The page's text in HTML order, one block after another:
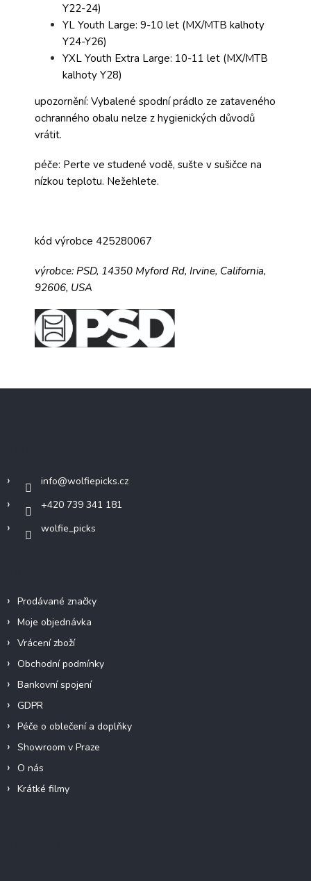
Y22-24)
YL Youth Large: 9-10 let (MX/MTB kalhoty
Y24-Y26)
YXL Youth Extra Large: 10-11 let (MX/MTB
kalhoty Y28)
upozornění: Vybalené spodní prádlo ze zataveného
ochranného obalu nelze z hygienických důvodů
vrátit.
péče: Perte ve studené vodě, sušte v sušičce na
nízkou teplotu. Nežehlete.
kód výrobce 425280067
výrobce: PSD, 14350 Myford Rd, Irvine, California,
92606, USA
info@wolfiepicks.cz
+420 739 341 181
wolfie_picks
Prodávané značky
Moje objednávka
Vrácení zboží
Obchodní podmínky
Bankovní spojení
GDPR
Péče o oblečení a doplňky
Showroom v Praze
O nás
Krátké filmy